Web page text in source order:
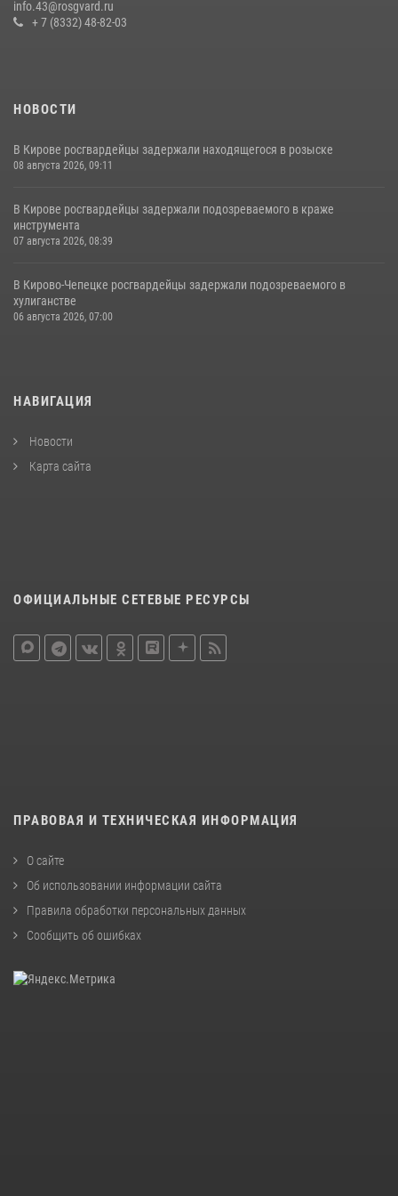
19 июля 2026, 07:00
info.43@rosgvard.ru
+ 7 (8332) 48-82-03
НОВОСТИ
В Кирове росгвардейцы задержали находящегося в розыске
08 августа 2026, 09:11
В Кирове росгвардейцы задержали подозреваемого в краже
инструмента
07 августа 2026, 08:39
В Кирово-Чепецке росгвардейцы задержали подозреваемого в
хулиганстве
06 августа 2026, 07:00
НАВИГАЦИЯ
Новости
Карта сайта
ОФИЦИАЛЬНЫЕ СЕТЕВЫЕ РЕСУРСЫ
ПРАВОВАЯ И ТЕХНИЧЕСКАЯ ИНФОРМАЦИЯ
О сайте
Об использовании информации сайта
Правила обработки персональных данных
Сообщить об ошибках